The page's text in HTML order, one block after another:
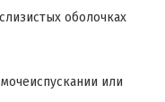
оболочках
или